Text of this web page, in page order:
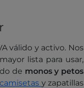
válido y activo. Nos
lista para usar,
de monos y petos
camisetas y zapatillas